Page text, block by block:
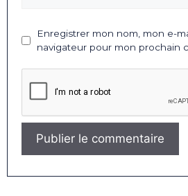
Enregistrer mon nom, mon e-
navigateur pour mon prochain